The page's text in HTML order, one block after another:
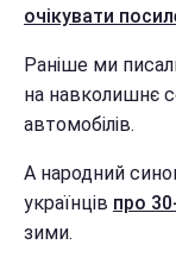
очікувати
Раніше ми
на навколишнє
автомобілів.
А народний
українців про
зими.